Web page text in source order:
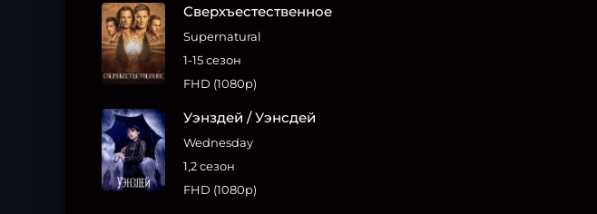
Сверхъестественное
Supernatural
1-15 сезон
FHD (1080p)
Уэнздей / Уэнсдей
Wednesday
1,2 сезон
FHD (1080p)